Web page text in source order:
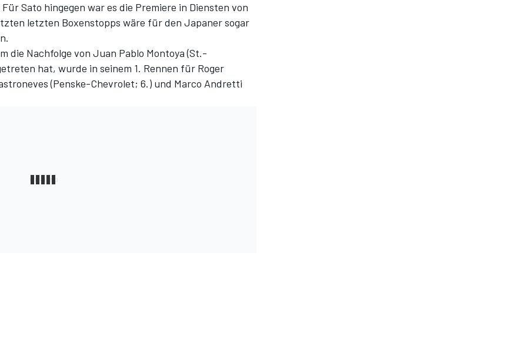
Sato hingegen war es die Premiere in Diensten von
letzten Boxenstopps wäre für den Japaner sogar
die Nachfolge von Juan Pablo Montoya (St.-
hat, wurde in seinem 1. Rennen für Roger
(Penske-Chevrolet; 6.) und Marco Andretti